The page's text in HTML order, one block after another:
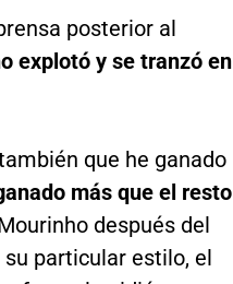
posterior al
explotó y se tranzó en
que he ganado
más que el resto
después del
particular estilo, el